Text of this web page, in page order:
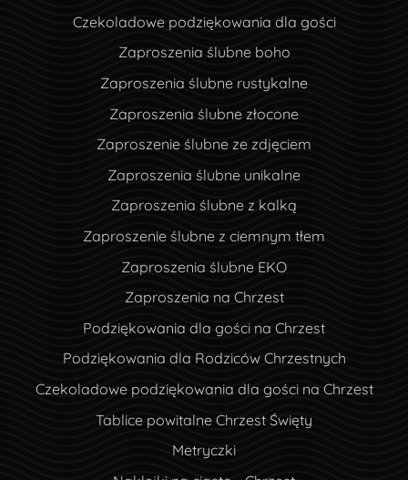
Czekoladowe podziękowania dla gości
Zaproszenia ślubne boho
Zaproszenia ślubne rustykalne
Zaproszenia ślubne złocone
Zaproszenie ślubne ze zdjęciem
Zaproszenia ślubne unikalne
Zaproszenia ślubne z kalką
Zaproszenie ślubne z ciemnym tłem
Zaproszenia ślubne EKO
Zaproszenia na Chrzest
Podziękowania dla gości na Chrzest
Podziękowania dla Rodziców Chrzestnych
Czekoladowe podziękowania dla gości na Chrzest
Tablice powitalne Chrzest Święty
Metryczki